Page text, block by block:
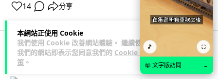
本網站正使用 Cookie
我們使用 Cookie 改善網站體驗。 繼續使用
我們的網站即表示您同意我們的 Cookie 政
策 。
14 分享
人工智能
🎵 ⛶
📖 文字版訪問 →